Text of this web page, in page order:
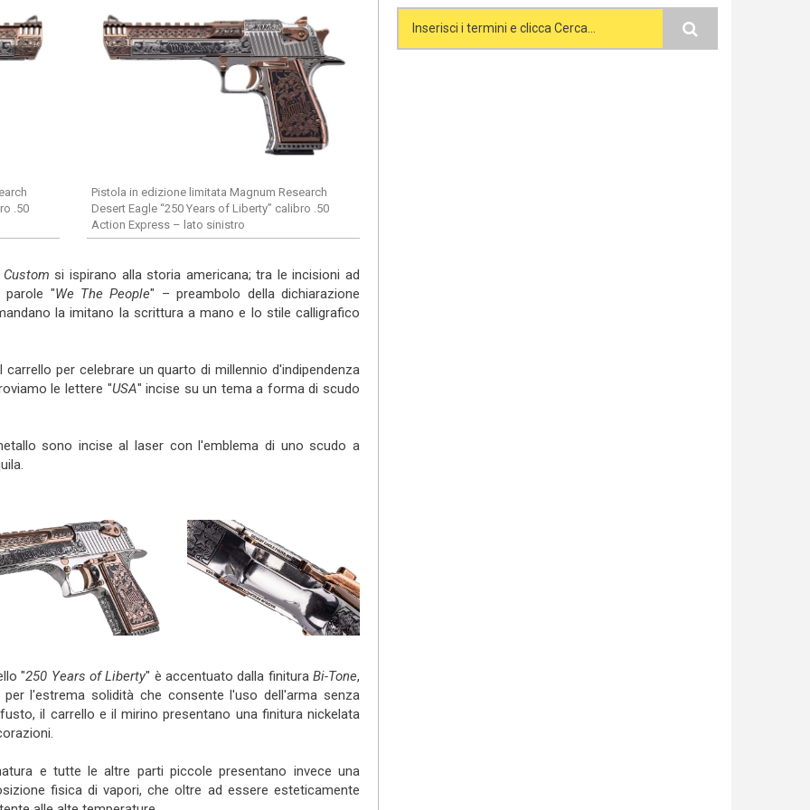
.50
Pistola in edizione limitata Magnum Research
Desert Eagle “250 Years of Liberty” calibro .50
Action Express – lato sinistro
Custom si ispirano alla storia americana; tra le incisioni ad
parole "We The People" – preambolo della dichiarazione
la imitano la scrittura a mano e lo stile calligrafico
carrello per celebrare un quarto di millennio d'indipendenza
le lettere "USA" incise su un tema a forma di scudo
sono incise al laser con l'emblema di uno scudo a
"250 Years of Liberty" è accentuato dalla finituraBi-Tone,
l'estrema solidità che consente l'uso dell'arma senza
il carrello e il mirino presentano una finitura nickelata
e tutte le altre parti piccole presentano invece una
fisica di vapori, che oltre ad essere esteticamente
Search form